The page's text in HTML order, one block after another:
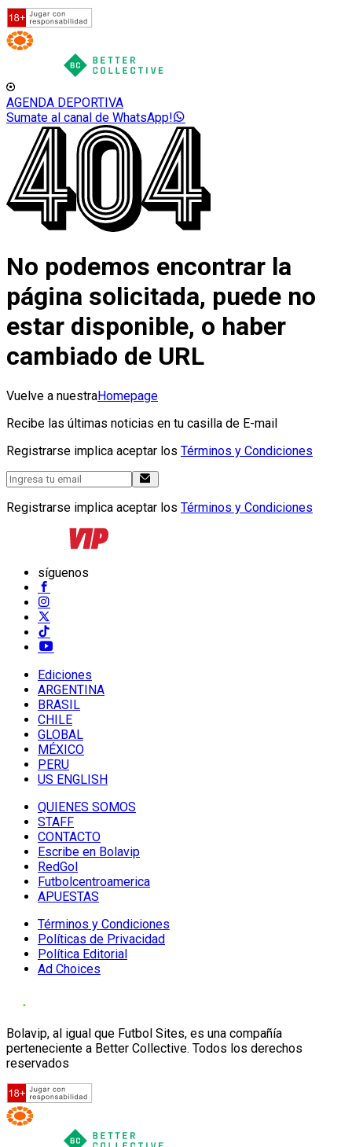
AGENDA DEPORTIVA
Sumate al canal de WhatsApp!
No podemos encontrar la
página solicitada, puede no
estar disponible, o haber
cambiado de URL
Vuelve a nuestraHomepage
Recibe las últimas noticias en tu casilla de E-mail
Registrarse implica aceptar los Términos y Condiciones
Registrarse implica aceptar los Términos y Condiciones
síguenos
Ediciones
ARGENTINA
BRASIL
CHILE
GLOBAL
MÉXICO
PERU
US ENGLISH
QUIENES SOMOS
STAFF
CONTACTO
Escribe en Bolavip
RedGol
Futbolcentroamerica
APUESTAS
Términos y Condiciones
Políticas de Privacidad
Política Editorial
Ad Choices
Bolavip, al igual que Futbol Sites, es una compañía
perteneciente a Better Collective. Todos los derechos
reservados